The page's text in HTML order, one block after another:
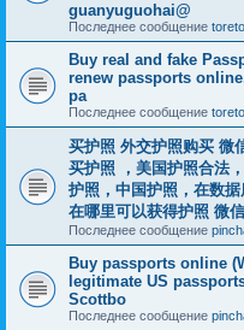
guanyuguohai@
Последнее сообщение
Buy real and fake
renew passports
pa
Последнее сообщение
买护照 外交护照购买 微
买护照 ，美国护照合法
护照，中国护照，在数
在哪里可以获得护照 微
Последнее сообщение
Buy passports online
legitimate US
Scottbo
Последнее сообщение